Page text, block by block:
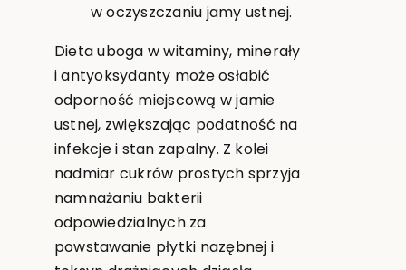
w oczyszczaniu jamy ustnej.
Dieta uboga w witaminy, minerały
i antyoksydanty może osłabić
odporność miejscową w jamie
ustnej, zwiększając podatność na
infekcje i stan zapalny. Z kolei
nadmiar cukrów prostych sprzyja
namnażaniu bakterii
odpowiedzialnych za
powstawanie płytki nazębnej i